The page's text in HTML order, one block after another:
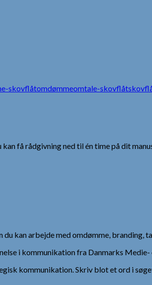
skovflåtomdømmeomtale-skovflåt
få rådgivning ned til én time på dit
kan arbejde med omdømme, branding,
i kommunikation fra Danmarks
kommunikation. Skriv blot et ord i